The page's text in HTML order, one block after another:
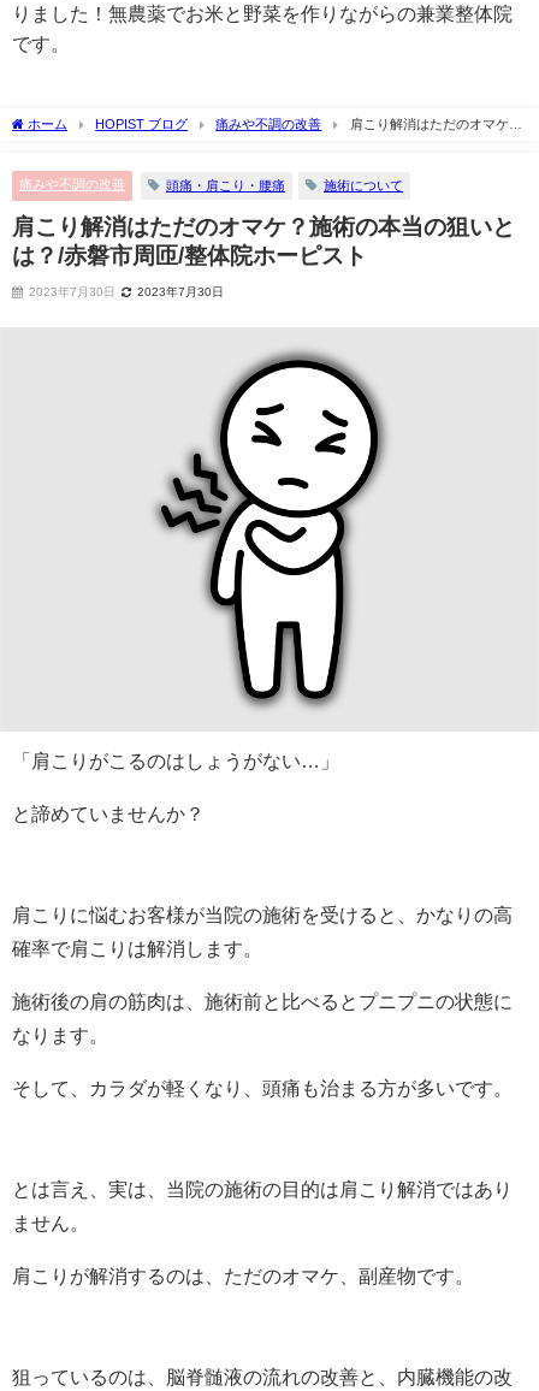
りました！無農薬でお米と野菜を作りながらの兼業整体院
です。
ホーム HOPIST ブログ 痛みや不調の改善
肩こり解消はただのオマケ？
痛みや不調の改善 頭痛・肩こり・腰痛 施術について
肩こり解消はただのオマケ？施術の本当の狙いと
は？/赤磐市周匝/整体院ホーピスト
2023年7月30日 2023年7月30日
「肩こりがこるのはしょうがない…」
と諦めていませんか？
肩こりに悩むお客様が当院の施術を受けると、かなりの高
確率で肩こりは解消します。
施術後の肩の筋肉は、施術前と比べるとプニプニの状態に
なります。
そして、カラダが軽くなり、頭痛も治まる方が多いです。
とは言え、実は、当院の施術の目的は肩こり解消ではあり
ません。
肩こりが解消するのは、ただのオマケ、副産物です。
狙っているのは、脳脊髄液の流れの改善と、内臓機能の改